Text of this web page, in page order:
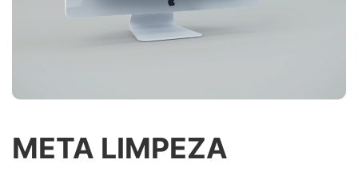
META LIMPEZA